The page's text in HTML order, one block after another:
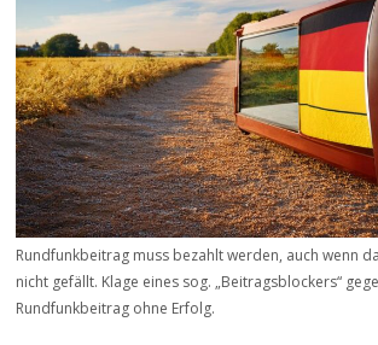
Rundfunkbeitrag muss bezahlt werden, auch wenn
nicht gefällt. Klage eines sog. „Beitrags­blockers“
Rundfunkbeitrag ohne Erfolg.